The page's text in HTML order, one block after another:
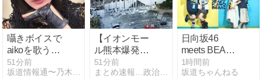
い”と、むしろ
強まる福祉活
動への思い
囁きボイスで
aikoを歌う遠
藤さくらちゃ
んが可愛すぎ
51分前
坂道情報通〜乃木坂46まとめ〜
【イオンモー
ル熊本爆発事
故】「本当の
ことを…」遺
51分前
まとめ速報…政治芸能ワンダーランド
日向坂46
meets BEAMS
“ファッション
&アウトド
1時間前
坂道ちゃんねる